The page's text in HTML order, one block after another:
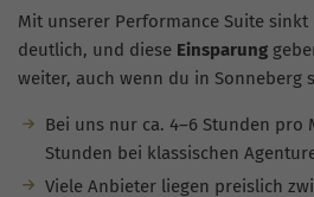
Mit unserer Performance Suite
deutlich, und diese Einsparung
weiter, auch wenn du in Sonneberg
Bei uns nur ca. 4–6 Stunden pro
Stunden bei klassischen
Viele Anbieter liegen preislich